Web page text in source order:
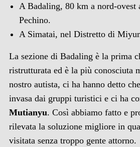
A Badaling, 80 km a nord-ovest
Pechino.
A Simatai, nel Distretto di
La sezione di Badaling è la prima
ristrutturata ed è la più conosciuta
nostro autista, ci ha hanno detto
invasa dai gruppi turistici e ci ha
Mutianyu. Così abbiamo fatto e
rilevata la soluzione migliore in
visitata senza troppo gente attorno.